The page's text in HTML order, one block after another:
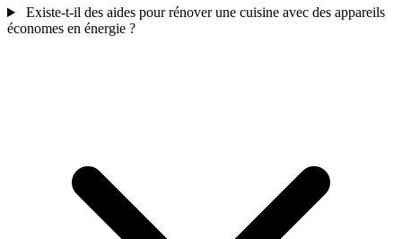
Existe-t-il des aides pour rénover une cuisine avec des appareils
économes en énergie ?